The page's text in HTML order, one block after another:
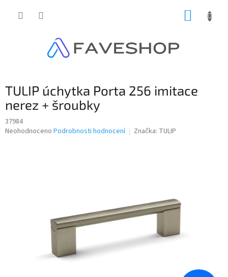
TULIP úchytka Porta 256 imitace
nerez + šroubky
37984
Průměrné
Neohodnoceno Podrobnosti hodnocení Značka: TULIP